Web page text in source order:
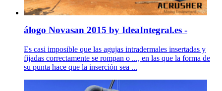
álogo Novasan 2015 by IdeaIntegral.es -
Es casi imposible que las agujas intradermales insertadas y
fijadas correctamente se rompan o ..., en las que la forma de
su punta hace que la inserción sea ...